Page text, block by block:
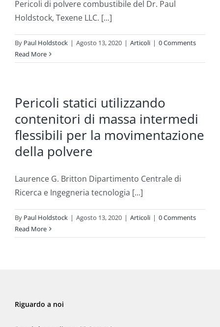
Pericoli di polvere combustibile del Dr. Paul
Holdstock, Texene LLC. [...]
By Paul Holdstock | Agosto 13, 2020 | Articoli | 0 Comments
Read More
Pericoli statici utilizzando
contenitori di massa intermedi
flessibili per la movimentazione
della polvere
Laurence G. Britton Dipartimento Centrale di
Ricerca e Ingegneria tecnologia [...]
By Paul Holdstock | Agosto 13, 2020 | Articoli | 0 Comments
Read More
Riguardo a noi